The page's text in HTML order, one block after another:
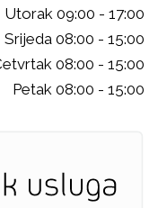
Utorak 09:00 - 17:00
Srijeda 08:00 - 15:00
08:00 - 15:00
Petak 08:00 - 15:00